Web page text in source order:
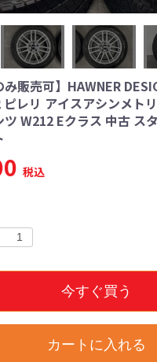
み販売可】HAWNER
ピレリ アイスアシンメト
W212 Eクラス 中古 ス
税込
今すぐ買う
カートに入れる